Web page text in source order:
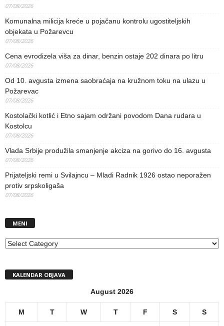
07/08/2026
Komunalna milicija kreće u pojačanu kontrolu ugostiteljskih
objekata u Požarevcu
07/08/2026
Cena evrodizela viša za dinar, benzin ostaje 202 dinara po litru
07/08/2026
Od 10. avgusta izmena saobraćaja na kružnom toku na ulazu u
Požarevac
07/08/2026
Kostolački kotlić i Etno sajam održani povodom Dana rudara u
Kostolcu
07/08/2026
Vlada Srbije produžila smanjenje akciza na gorivo do 16. avgusta
07/08/2026
Prijateljski remi u Svilajncu – Mladi Radnik 1926 ostao neporažen
protiv srpskoligaša
07/08/2026
MENI
MENI
KALENDAR OBJAVA
August 2026
M T W T F S S